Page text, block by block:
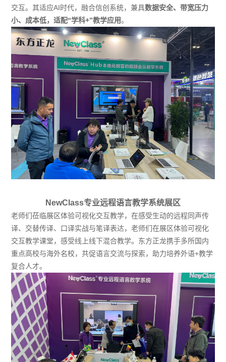
交互。其适应AI时代，融合信创系统，兼具数据安全、带宽压力
小、成本低，适配“学科+”教学应用。
NewClass专业远程语言教学系统展区
老师们莅临展区体验可视化交互教学，在感受生动的远程同声传
译、交替传译、口译实战与笔译表达，老师们在展区体验可视化
交互教学课堂，感受线上线下混合教学。东方正龙携手多所国内
重点高校与海外名校，共促语言交流与探索，助力培养外语+教学
复合人才。